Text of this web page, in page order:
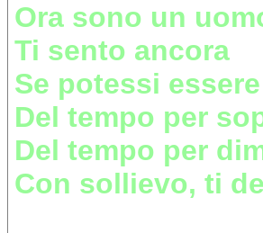
Ora sono un
Ti sento ancora
Se potessi
Del tempo per
Del tempo per
Con sollievo, ti